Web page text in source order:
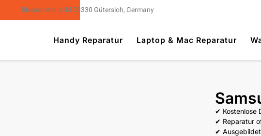
Blessenstätte 43 33330 Gütersloh, Germany
Handy Reparatur Laptop & Mac Reparatur
✔ Kostenlose
✔ Reparatur
✔